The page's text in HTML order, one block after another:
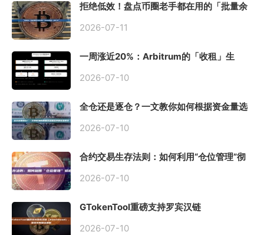
拒绝低效！盘点币圈老手都在用的「批量余
2026-07-11
一周涨近20%：Arbitrum的「收租」生
2026-07-10
全仓还是逐仓？一文教你如何根据资金量选
2026-07-10
合约交易生存法则：如何利用“仓位管理”彻
2026-07-10
GTokenTool重磅支持罗宾汉链
2026-07-10